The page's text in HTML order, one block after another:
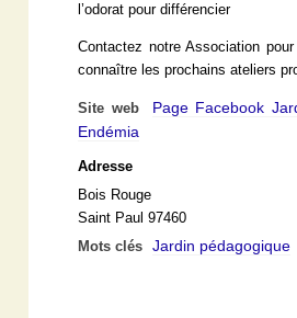
l’odorat pour différencier
Contactez notre Association
connaître les prochains ateliers
Site web
Page Facebook
Endémia
Adresse
Bois Rouge
Saint Paul 97460
Mots clés
Jardin pédagogique